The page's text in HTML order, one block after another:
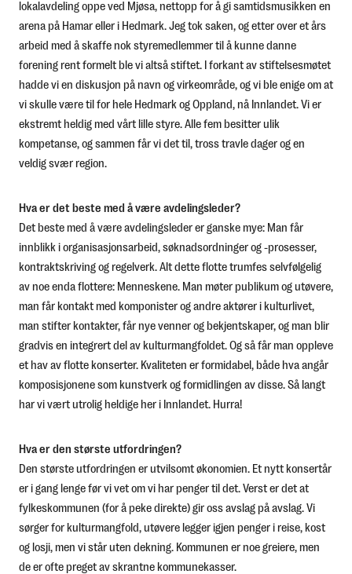
lokalavdeling oppe ved Mjøsa, nettopp for å gi samtidsmusikken en
arena på Hamar eller i Hedmark. Jeg tok saken, og etter over et års
arbeid med å skaffe nok styremedlemmer til å kunne danne
forening rent formelt ble vi altså stiftet. I forkant av stiftelsesmøtet
hadde vi en diskusjon på navn og virkeområde, og vi ble enige om at
vi skulle være til for hele Hedmark og Oppland, nå Innlandet. Vi er
ekstremt heldig med vårt lille styre. Alle fem besitter ulik
kompetanse, og sammen får vi det til, tross travle dager og en
veldig svær region.
Hva er det beste med å være avdelingsleder?
Det beste med å være avdelingsleder er ganske mye: Man får
innblikk i organisasjonsarbeid, søknadsordninger og -prosesser,
kontraktskriving og regelverk. Alt dette flotte trumfes selvfølgelig
av noe enda flottere: Menneskene. Man møter publikum og utøvere,
man får kontakt med komponister og andre aktører i kulturlivet,
man stifter kontakter, får nye venner og bekjentskaper, og man blir
gradvis en integrert del av kulturmangfoldet. Og så får man oppleve
et hav av flotte konserter. Kvaliteten er formidabel, både hva angår
komposisjonene som kunstverk og formidlingen av disse. Så langt
har vi vært utrolig heldige her i Innlandet. Hurra!
Hva er den største utfordringen?
Den største utfordringen er utvilsomt økonomien. Et nytt konsertår
er i gang lenge før vi vet om vi har penger til det. Verst er det at
fylkeskommunen (for å peke direkte) gir oss avslag på avslag. Vi
sørger for kulturmangfold, utøvere legger igjen penger i reise, kost
og losji, men vi står uten dekning. Kommunen er noe greiere, men
de er ofte preget av skrantne kommunekasser.